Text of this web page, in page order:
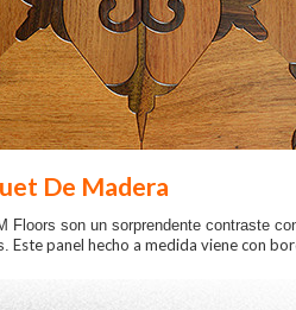
De Madera
Floors son un sorprendente contraste
Este panel hecho a medida viene con